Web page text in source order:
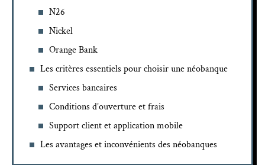
N26
Nickel
Orange Bank
Les critères essentiels pour choisir une néobanque
Services bancaires
Conditions d’ouverture et frais
Support client et application mobile
Les avantages et inconvénients des néobanques